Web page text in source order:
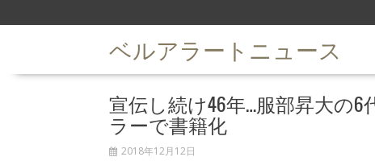
k
ベルアラートニュース
宣伝し続け46年…服部昇大の
ラーで書籍化
2018年12月12日